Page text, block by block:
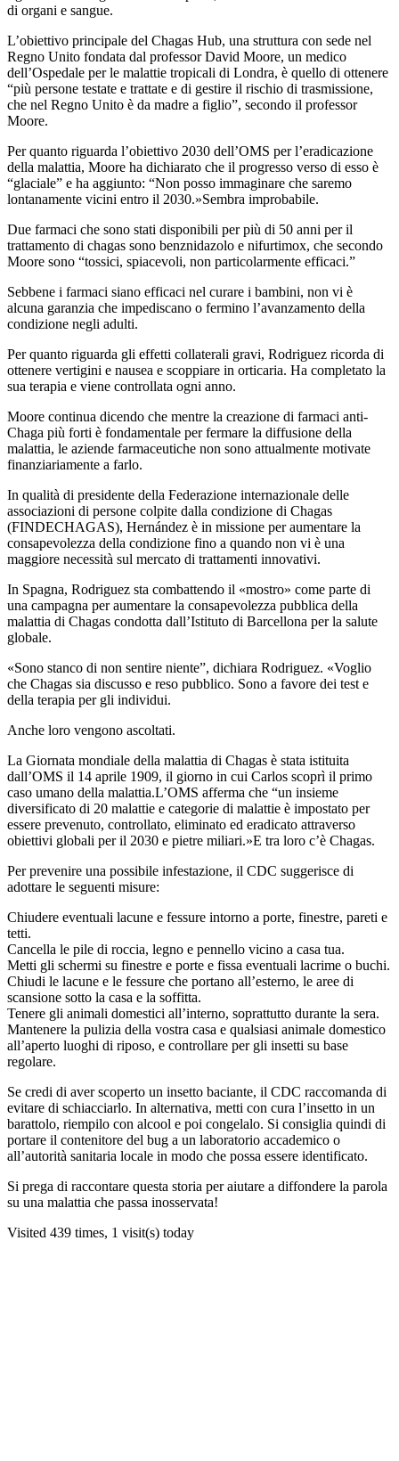
di organi e sangue.
L’obiettivo principale del Chagas Hub, una struttura con sede nel
Regno Unito fondata dal professor David Moore, un medico
dell’Ospedale per le malattie tropicali di Londra, è quello di ottenere
“più persone testate e trattate e di gestire il rischio di trasmissione,
che nel Regno Unito è da madre a figlio”, secondo il professor
Moore.
Per quanto riguarda l’obiettivo 2030 dell’OMS per l’eradicazione
della malattia, Moore ha dichiarato che il progresso verso di esso è
“glaciale” e ha aggiunto: “Non posso immaginare che saremo
lontanamente vicini entro il 2030.»Sembra improbabile.
Due farmaci che sono stati disponibili per più di 50 anni per il
trattamento di chagas sono benznidazolo e nifurtimox, che secondo
Moore sono “tossici, spiacevoli, non particolarmente efficaci.”
Sebbene i farmaci siano efficaci nel curare i bambini, non vi è
alcuna garanzia che impediscano o fermino l’avanzamento della
condizione negli adulti.
Per quanto riguarda gli effetti collaterali gravi, Rodriguez ricorda di
ottenere vertigini e nausea e scoppiare in orticaria. Ha completato la
sua terapia e viene controllata ogni anno.
Moore continua dicendo che mentre la creazione di farmaci anti-
Chaga più forti è fondamentale per fermare la diffusione della
malattia, le aziende farmaceutiche non sono attualmente motivate
finanziariamente a farlo.
In qualità di presidente della Federazione internazionale delle
associazioni di persone colpite dalla condizione di Chagas
(FINDECHAGAS), Hernández è in missione per aumentare la
consapevolezza della condizione fino a quando non vi è una
maggiore necessità sul mercato di trattamenti innovativi.
In Spagna, Rodriguez sta combattendo il «mostro» come parte di
una campagna per aumentare la consapevolezza pubblica della
malattia di Chagas condotta dall’Istituto di Barcellona per la salute
globale.
«Sono stanco di non sentire niente”, dichiara Rodriguez. «Voglio
che Chagas sia discusso e reso pubblico. Sono a favore dei test e
della terapia per gli individui.
Anche loro vengono ascoltati.
La Giornata mondiale della malattia di Chagas è stata istituita
dall’OMS il 14 aprile 1909, il giorno in cui Carlos scoprì il primo
caso umano della malattia.L’OMS afferma che “un insieme
diversificato di 20 malattie e categorie di malattie è impostato per
essere prevenuto, controllato, eliminato ed eradicato attraverso
obiettivi globali per il 2030 e pietre miliari.»E tra loro c’è Chagas.
Per prevenire una possibile infestazione, il CDC suggerisce di
adottare le seguenti misure:
Chiudere eventuali lacune e fessure intorno a porte, finestre, pareti e
tetti.
Cancella le pile di roccia, legno e pennello vicino a casa tua.
Metti gli schermi su finestre e porte e fissa eventuali lacrime o buchi.
Chiudi le lacune e le fessure che portano all’esterno, le aree di
scansione sotto la casa e la soffitta.
Tenere gli animali domestici all’interno, soprattutto durante la sera.
Mantenere la pulizia della vostra casa e qualsiasi animale domestico
all’aperto luoghi di riposo, e controllare per gli insetti su base
regolare.
Se credi di aver scoperto un insetto baciante, il CDC raccomanda di
evitare di schiacciarlo. In alternativa, metti con cura l’insetto in un
barattolo, riempilo con alcool e poi congelalo. Si consiglia quindi di
portare il contenitore del bug a un laboratorio accademico o
all’autorità sanitaria locale in modo che possa essere identificato.
Si prega di raccontare questa storia per aiutare a diffondere la parola
su una malattia che passa inosservata!
Visited 439 times, 1 visit(s) today